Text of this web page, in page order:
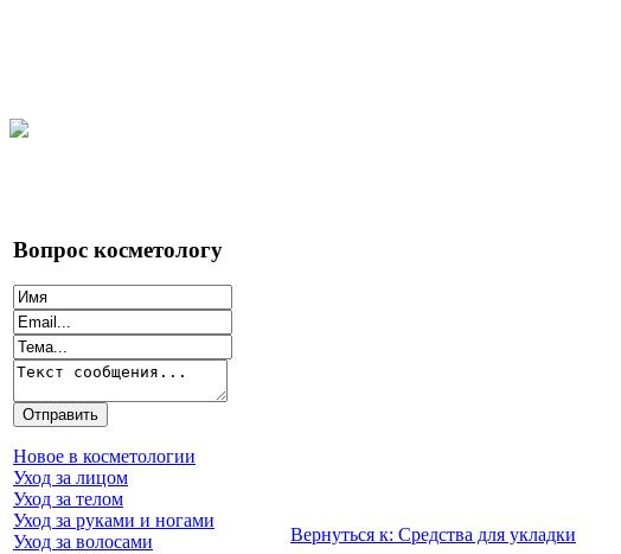
Вопрос косметологу
Новое в косметологии
Уход за лицом
Уход за телом
Уход за руками и ногами
Уход за волосами
Вернуться к: Средства для укладки